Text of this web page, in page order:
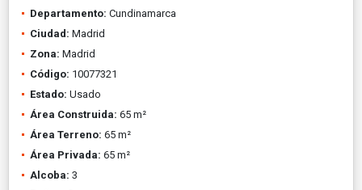
Departamento: Cundinamarca
Ciudad: Madrid
Zona: Madrid
Código: 10077321
Estado: Usado
Área Construida: 65 m²
Área Terreno: 65 m²
Área Privada: 65 m²
Alcoba: 3